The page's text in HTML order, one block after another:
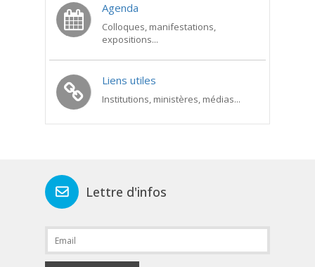
Agenda
Colloques, manifestations,
expositions...
Liens utiles
Institutions, ministères, médias...
Lettre d'infos